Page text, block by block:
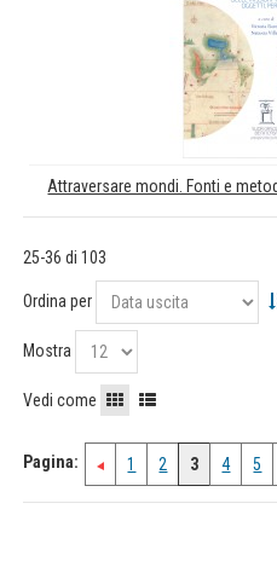
25-36 di 103
Ordina per
Mostra
Vedi come
Pagina: 1 2 3 4 5